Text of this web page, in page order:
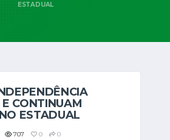
ESTADUAL
CONTINUAM
ESTADUAL
707 0 0